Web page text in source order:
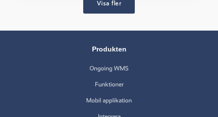
Visa fler
Produkten
Ongoing WMS
Funktioner
Mobil applikation